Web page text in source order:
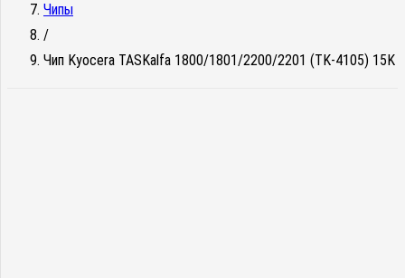
Чипы
/
Чип Kyocera TASKalfa 1800/1801/2200/2201 (TK-4105) 15K